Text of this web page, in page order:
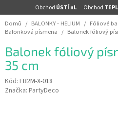
Obchod ÚSTÍ nL Obchod
HELIUM
-
OSLAVY
MASKY
-
KOSTÝMY
Domů / BALONKY - HELIUM / Fóliové
Balonková písmena / Balonek fóliový
Balonek fóliový
35 cm
Kód: FB2M-X-018
Značka: PartyDeco